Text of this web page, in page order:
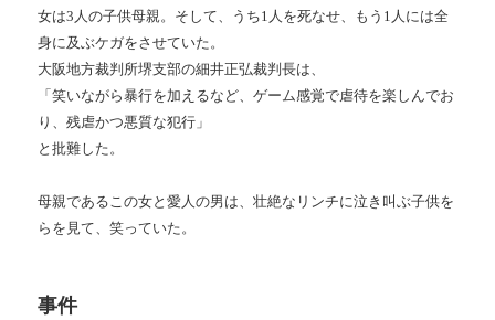
女は3人の子供母親。そして、うち1人を死なせ、もう1人には全
身に及ぶケガをさせていた。
大阪地方裁判所堺支部の細井正弘裁判長は、
「笑いながら暴行を加えるなど、ゲーム感覚で虐待を楽しんでお
り、残虐かつ悪質な犯行」
と批難した。
母親であるこの女と愛人の男は、壮絶なリンチに泣き叫ぶ子供を
らを見て、笑っていた。
事件